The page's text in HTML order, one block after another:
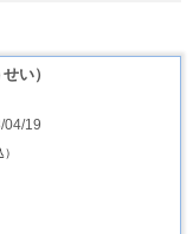
い）
04/19